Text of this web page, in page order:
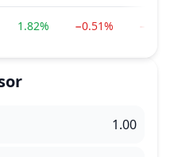
1.82% −0.51%